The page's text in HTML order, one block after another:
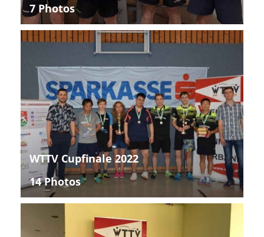
7 Photos
WTTV Cupfinale 2022
14 Photos